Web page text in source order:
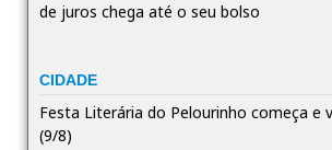
de juros chega até o seu bolso
CIDADE
Festa Literária do Pelourinho começa e
(9/8)